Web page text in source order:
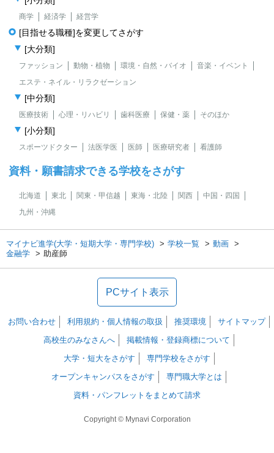
商学 経済学 経営学
[目指せる職種]を変更してさがす
[大分類]
ファッション 動物・植物 環境・自然・バイオ
音楽・イベント
エステ・ネイル・リラクゼーション
[中分類]
医療技術 心理・リハビリ 歯科医療 保健・薬 そのほか
[小分類]
スポーツドクター 法医学医 医師 医療研究者 看護師
資料・願書請求できる学校をさがす
北海道 東北 関東・甲信越 東海・北陸 関西
中国・四国
九州・沖縄
マイナビ進学(大学・短期大学・専門学校) 学校一覧
動画
金融学
助産師
PCサイト表示
お問い合わせ 利用規約・個人情報の取扱 推奨環境
サイトマップ
高校生のみなさんへ
掲載情報・登録商標について
大学・短大をさがす
専門学校をさがす
オープンキャンパスをさがす
専門職大学とは
資料・パンフレットをまとめて請求
Copyright © Mynavi Corporation